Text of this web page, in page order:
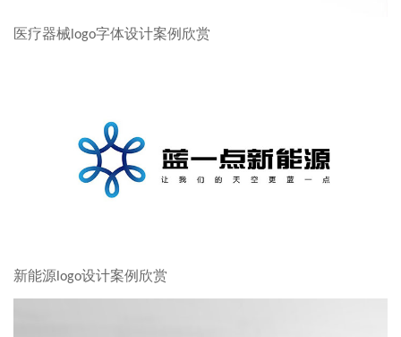
医疗器械logo字体设计案例欣赏
新能源logo设计案例欣赏